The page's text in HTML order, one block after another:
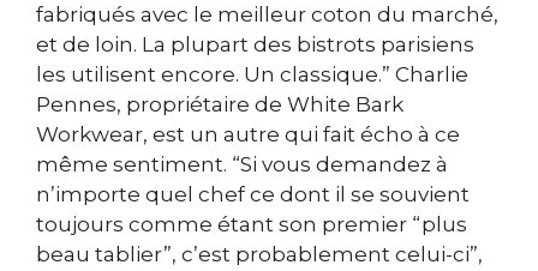
fabriqués avec le meilleur coton du marché,
et de loin. La plupart des bistrots parisiens
les utilisent encore. Un classique.” Charlie
Pennes, propriétaire de White Bark
Workwear, est un autre qui fait écho à ce
même sentiment. “Si vous demandez à
n’importe quel chef ce dont il se souvient
toujours comme étant son premier “plus
beau tablier”, c’est probablement celui-ci”,